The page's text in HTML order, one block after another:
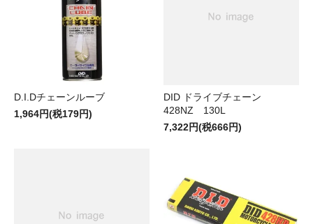
D.I.Dチェーンルーブ
1,964円(税179円)
DID ドライブチェーン
428NZ 130L
7,322円(税666円)